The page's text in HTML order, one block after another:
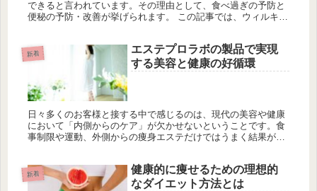
できると言われています。その理由として、食べ過ぎの予防と
便秘の予防・改善が挙げられます。 この記事では、ウィルキン
新着
エステプロラボの製品で実現
する美容と健康の好循環
日々多くのお客様と接する中で感じるのは、現代の美容や健康
において「内側からのケア」が欠かせないということです。食
事制限や運動、外側からの痩身エステだけではうまく結果が出
新着
健康的に痩せるための理想的
なダイエット方法とは